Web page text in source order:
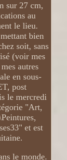
sur 27 cm,
au
le lieu.
bien
soit, sans
(voir mes
autres
en sous-
post
le mercredi
"Art,
et est
le monde.